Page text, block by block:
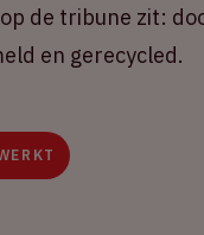
de tribune zit:
en gerecycled.